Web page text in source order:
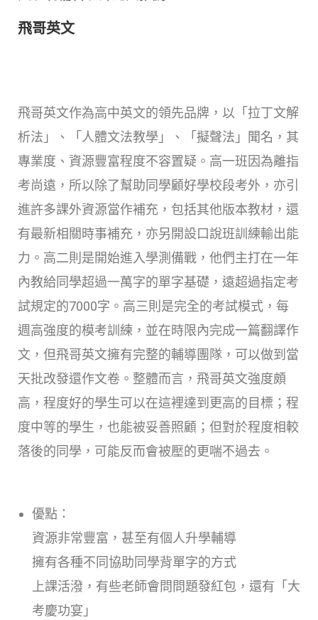
飛哥英文
飛哥英文作為高中英文的領先品牌，以「拉丁文解
析法」、「人體文法教學」、「擬聲法」聞名，其
專業度、資源豐富程度不容置疑。高一班因為離指
考尚遠，所以除了幫助同學顧好學校段考外，亦引
進許多課外資源當作補充，包括其他版本教材，還
有最新相關時事補充，亦另開設口說班訓練輸出能
力。高二則是開始進入學測備戰，他們主打在一年
內教給同學超過一萬字的單字基礎，遠超過指定考
試規定的7000字。高三則是完全的考試模式，每
週高強度的模考訓練，並在時限內完成一篇翻譯作
文，但飛哥英文擁有完整的輔導團隊，可以做到當
天批改發還作文卷。整體而言，飛哥英文強度頗
高，程度好的學生可以在這裡達到更高的目標；程
度中等的學生，也能被妥善照顧；但對於程度相較
落後的同學，可能反而會被壓的更喘不過去。
優點：
資源非常豐富，甚至有個人升學輔導
擁有各種不同協助同學背單字的方式
上課活潑，有些老師會問問題發紅包，還有「大
考慶功宴」